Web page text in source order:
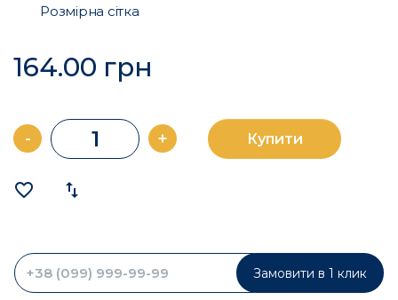
Розмірна сітка
164.00 грн
- + Купити
favorite_border import_export
Замовити в 1 клик